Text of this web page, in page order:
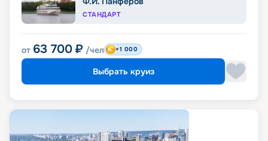
СТАНДАРТ
от 63 700 ₽ /чел +1 000
Выбрать круиз